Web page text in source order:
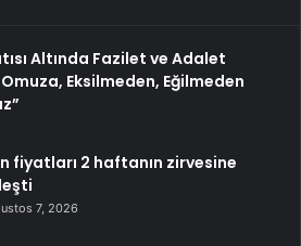
Altında Fazilet ve Adalet
Eksilmeden, Eğilmeden
fiyatları 2 haftanın zirvesine
7, 2026